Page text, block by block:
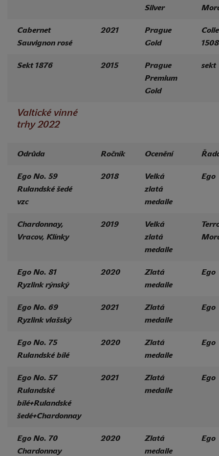
Silver
Cabernet
Sauvignon rosé
2021
Prague
Gold
Sekt 1876 2015
Prague
Premium
Gold
sekt
Valtické vinné
trhy 2022
Odrůda Ročník Ocenění
Ego No. 59
Rulandské šedé
vzc
2018
Velká
zlatá
medaile
Ego
Chardonnay,
Vracov, Klínky
2019
Velká
zlatá
medaile
Ego No. 81
Ryzlink rýnský
2020
Zlatá
medaile
Ego
Ego No. 69
Ryzlink vlašský
2021
Zlatá
medaile
Ego
Ego No. 75
Rulandské bílé
2020
Zlatá
medaile
Ego
Ego No. 57
Rulandské
bílé+Rulandské
šedé+Chardonnay
2021
Zlatá
medaile
Ego
Ego No. 70
Chardonnay
2020
Zlatá
medaile
Ego